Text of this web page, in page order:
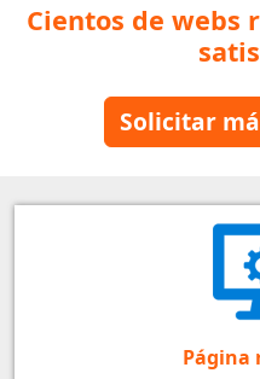
Cientos de webs
Solicitar
Página